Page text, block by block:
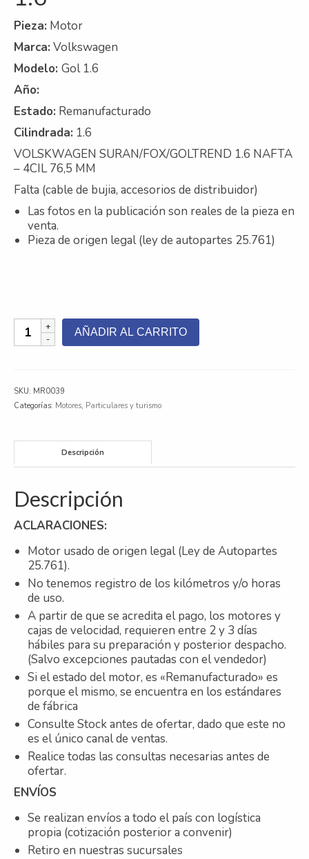
Contacto
Nosotros
Galeria
Trabaja con nosotros
Pieza: Motor
Marca: Volkswagen
Modelo: Gol 1.6
Año:
Estado: Remanufacturado
Cilindrada: 1.6
VOLSKWAGEN SURAN/FOX/GOLTREND 1.6 NAFTA
– 4CIL 76,5 MM
Falta (cable de bujia, accesorios de distribuidor)
Las fotos en la publicación son reales de la pieza en
venta.
Pieza de origen legal (ley de autopartes 25.761)
Motor
VolkswagenAÑADIR AL CARRITO
SKU: MR0039
Categorías: Motores, Particulares y turismo
Descripción
Descripción
ACLARACIONES:
Motor usado de origen legal (Ley de Autopartes
25.761).
No tenemos registro de los kilómetros y/o horas
de uso.
A partir de que se acredita el pago, los motores y
cajas de velocidad, requieren entre 2 y 3 días
hábiles para su preparación y posterior despacho.
(Salvo excepciones pautadas con el vendedor)
Si el estado del motor, es «Remanufacturado» es
porque el mismo, se encuentra en los estándares
de fábrica
Consulte Stock antes de ofertar, dado que este no
es el único canal de ventas.
Realice todas las consultas necesarias antes de
ofertar.
ENVÍOS
Se realizan envíos a todo el país con logística
propia (cotización posterior a convenir)
Retiro en nuestras sucursales